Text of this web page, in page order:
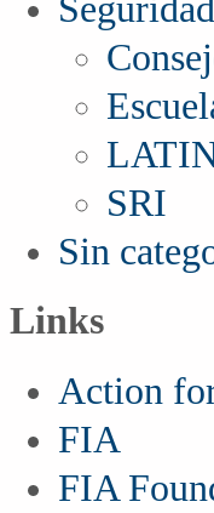
SRI
Sin
Links
Action
FIA
FIA